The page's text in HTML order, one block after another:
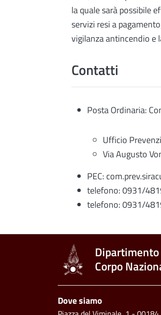
la quale sarà possibile
servizi resi a
vigilanza antincendio e
Contatti
Posta Ordinaria:
Ufficio
Via Augusto
PEC:
telefono: 0931/
telefono: 0931/
Dipartimento
Corpo
Piè di
Dove siamo